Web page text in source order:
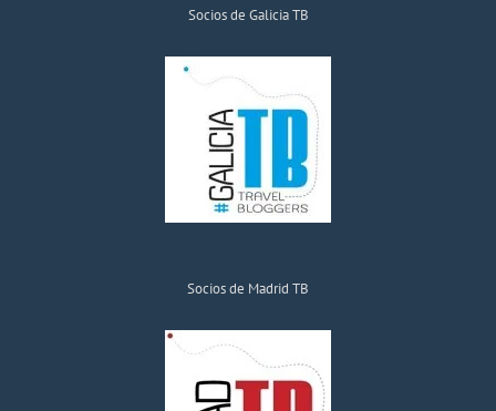
Socios de Galicia TB
Socios de Madrid TB